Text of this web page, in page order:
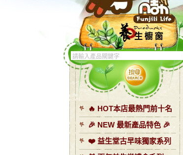
🔥 HOT本店最熱門前十名
🎉 NEW 最新產品特色 🎉
❤️ 益生堂古早味獨家系列